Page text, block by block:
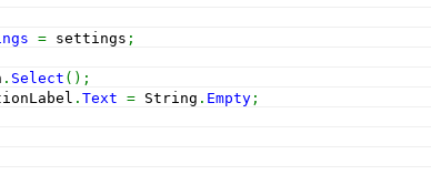
= settings ;
. Select ( ) ;
.Text = String . Empty ;